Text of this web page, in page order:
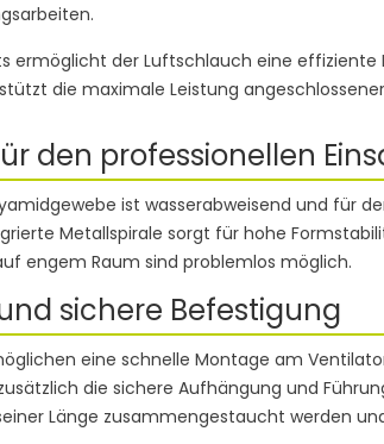
ermöglicht der Luftschlauch eine
die maximale Leistung
den professionellen
ist wasserabweisend und für
Metallspirale sorgt für hohe
engem Raum sind problemlos möglich.
sichere Befestigung
eine schnelle Montage am
die sichere Aufhängung und
Länge zusammengestaucht werden